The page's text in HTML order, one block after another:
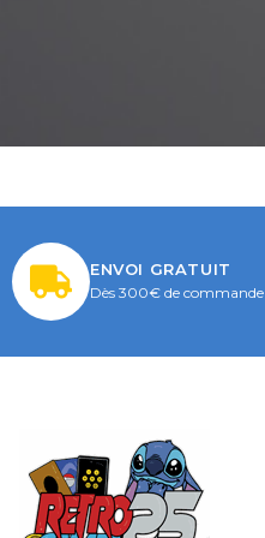
ENVOI GRATUIT
Dès 300€ de commande